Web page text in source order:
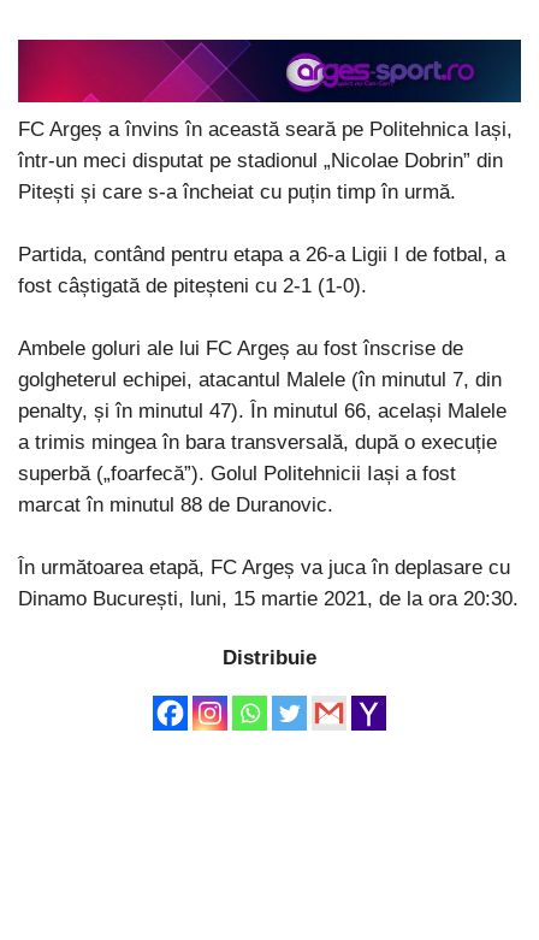
FC Argeș a învins în această seară pe Politehnica Iași,
într-un meci disputat pe stadionul „Nicolae Dobrin” din
Pitești și care s-a încheiat cu puțin timp în urmă.
Partida, contând pentru etapa a 26-a Ligii I de fotbal, a
fost câștigată de piteșteni cu 2-1 (1-0).
Ambele goluri ale lui FC Argeș au fost înscrise de
golgheterul echipei, atacantul Malele (în minutul 7, din
penalty, și în minutul 47). În minutul 66, același Malele
a trimis mingea în bara transversală, după o execuție
superbă („foarfecă”). Golul Politehnicii Iași a fost
marcat în minutul 88 de Duranovic.
În următoarea etapă, FC Argeș va juca în deplasare cu
Dinamo București, luni, 15 martie 2021, de la ora 20:30.
Distribuie